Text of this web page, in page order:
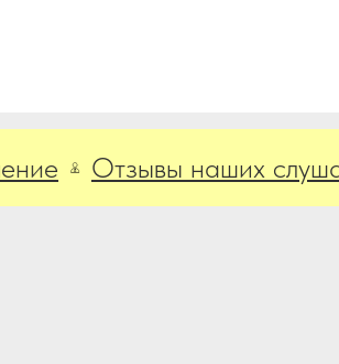
Отзывы наших